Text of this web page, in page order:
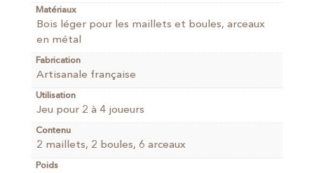
Matériaux
Bois léger pour les maillets et boules, arceaux
en métal
Fabrication
Artisanale française
Utilisation
Jeu pour 2 à 4 joueurs
Contenu
2 maillets, 2 boules, 6 arceaux
Poids